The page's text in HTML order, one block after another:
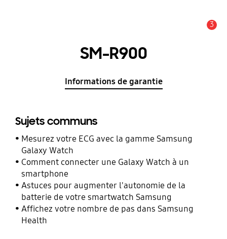
3
SM-R900
Informations de garantie
Sujets communs
Mesurez votre ECG avec la gamme Samsung
Galaxy Watch
Comment connecter une Galaxy Watch à un
smartphone
Astuces pour augmenter l'autonomie de la
batterie de votre smartwatch Samsung
Affichez votre nombre de pas dans Samsung
Health